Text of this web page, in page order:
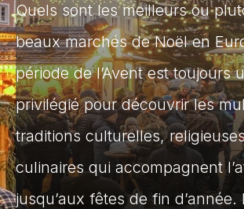
Quels sont les meilleurs ou
beaux marchés de Noël en
période de l’Avent est toujours
privilégié pour découvrir les
traditions culturelles,
culinaires qui accompagnent
jusqu’aux fêtes de fin